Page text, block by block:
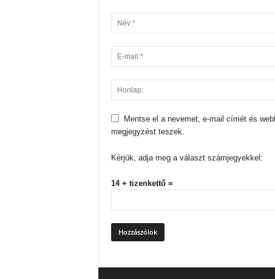
Mentse el a nevemet, e-mail címét és
megjegyzést teszek.
Kérjük, adja meg a választ számjegyekkel:
14 + tizenkettő =